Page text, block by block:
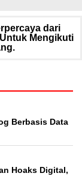
dari
Untuk Mengikuti
Berbasis Data
Hoaks Digital,